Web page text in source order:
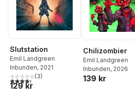
Slutstation
Emil Landgreen
Inbunden, 2021
4,3utav 5 stjärnor. Totalt antal röster:
(3)
129 kr
Chilizombier
Emil Landgreen
Inbunden, 2026
139 kr